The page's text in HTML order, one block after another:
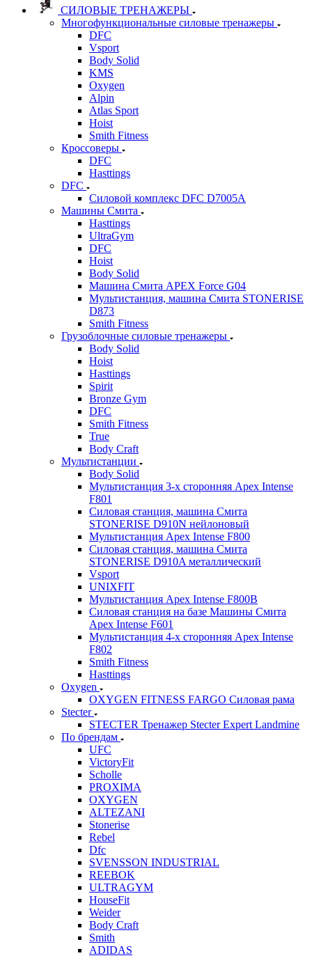
СИЛОВЫЕ ТРЕНАЖЕРЫ
Многофункциональные силовые тренажеры
DFC
Vsport
Body Solid
KMS
Oxygen
Alpin
Atlas Sport
Hoist
Smith Fitness
Кроссоверы
DFC
Hasttings
DFC
Силовой комплекс DFC D7005A
Машины Смита
Hasttings
UltraGym
DFC
Hoist
Body Solid
Машина Смита APEX Force G04
Мультистанция, машина Смита STONERISE
D873
Smith Fitness
Грузоблочные силовые тренажеры
Body Solid
Hoist
Hasttings
Spirit
Bronze Gym
DFC
Smith Fitness
True
Body Craft
Мультистанции
Body Solid
Мультистанция 3-х сторонняя Apex Intense
F801
Силовая станция, машина Смита
STONERISE D910N нейлоновый
Мультистанция Apex Intense F800
Силовая станция, машина Смита
STONERISE D910A металлический
Vsport
UNIXFIT
Мультистанция Apex Intense F800B
Силовая станция на базе Машины Смита
Apex Intense F601
Мультистанция 4-х сторонняя Apex Intense
F802
Smith Fitness
Hasttings
Oxygen
OXYGEN FITNESS FARGO Силовая рама
Stecter
STECTER Тренажер Stecter Expert Landmine
По брендам
UFC
VictoryFit
Scholle
PROXIMA
OXYGEN
ALTEZANI
Stonerise
Rebel
Dfc
SVENSSON INDUSTRIAL
REEBOK
ULTRAGYM
HouseFit
Weider
Body Craft
Smith
ADIDAS